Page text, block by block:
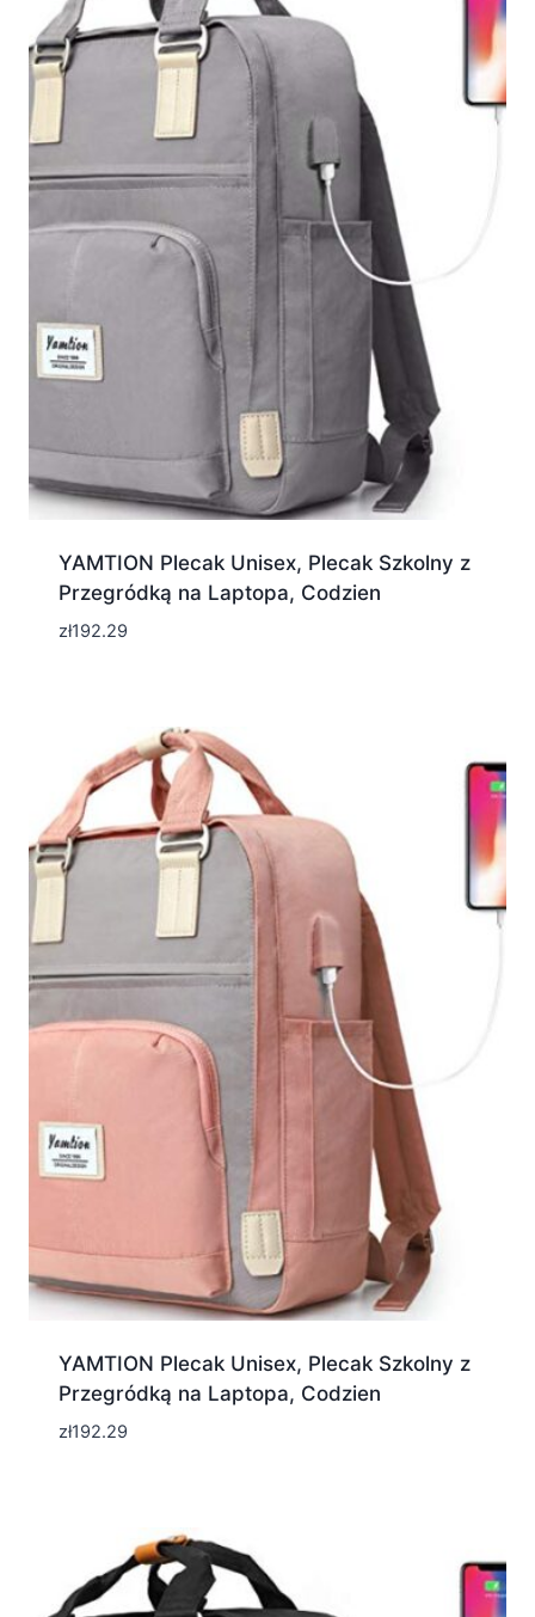
YAMTION Plecak Unisex, Plecak Szkolny z
Przegródką na Laptopa, Codzien
zł192.29
YAMTION Plecak Unisex, Plecak Szkolny z
Przegródką na Laptopa, Codzien
zł192.29